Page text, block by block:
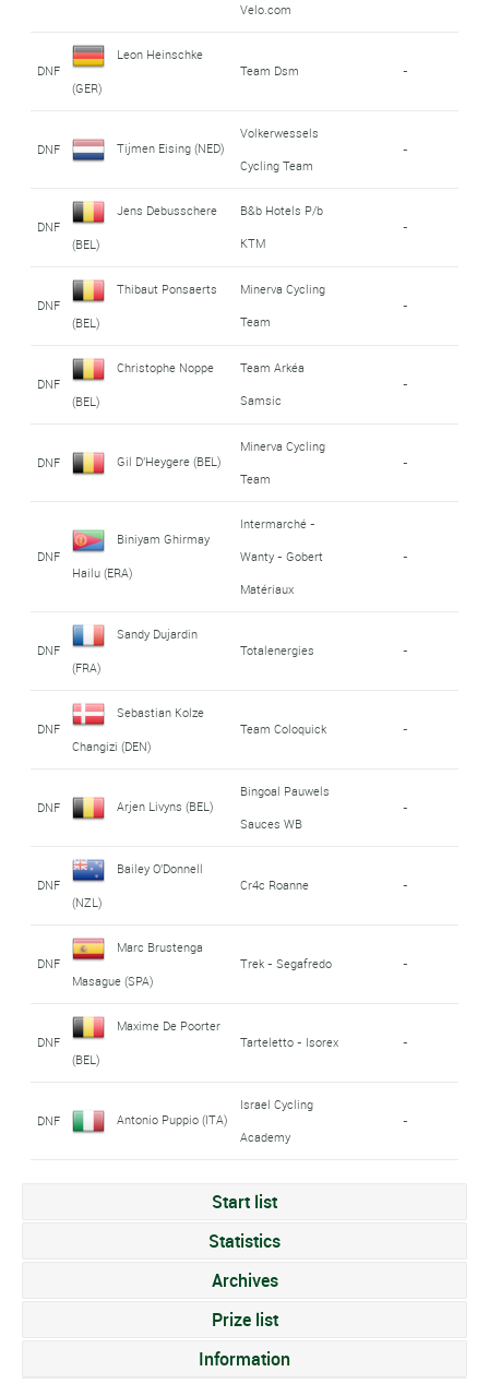
Velo.com
DNF
Leon Heinschke
(GER)
Team Dsm -
DNF Tijmen Eising (NED)
Volkerwessels
Cycling Team
-
DNF
Jens Debusschere
(BEL)
B&b Hotels P/b
KTM
-
DNF
Thibaut Ponsaerts
(BEL)
Minerva Cycling
Team
-
DNF
Christophe Noppe
(BEL)
Team Arkéa
Samsic
-
DNF Gil D'Heygere (BEL)
Minerva Cycling
Team
-
DNF
Biniyam Ghirmay
Hailu (ERA)
Intermarché -
Wanty - Gobert
Matériaux
-
DNF
Sandy Dujardin
(FRA)
Totalenergies -
DNF
Sebastian Kolze
Changizi (DEN)
Team Coloquick -
DNF Arjen Livyns (BEL)
Bingoal Pauwels
Sauces WB
-
DNF
Bailey O'Donnell
(NZL)
Cr4c Roanne -
DNF
Marc Brustenga
Masague (SPA)
Trek - Segafredo -
DNF
Maxime De Poorter
(BEL)
Tarteletto - Isorex -
DNF Antonio Puppio (ITA)
Israel Cycling
Academy
-
Start list
Statistics
Archives
Prize list
Information